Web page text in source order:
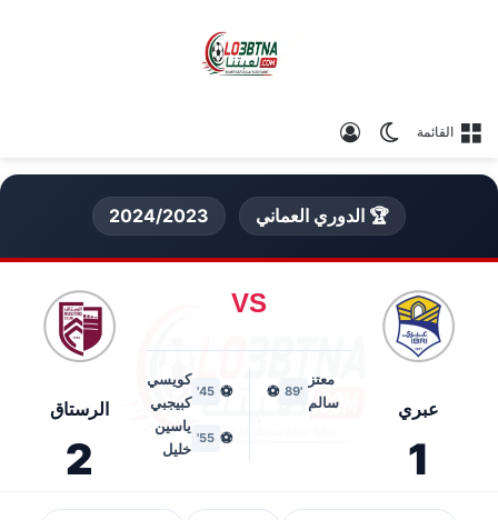
القائمة الوضع المظلم
🏆 الدوري العماني 2024/2023
عبري
1
VS
معتز
سالم
'89
⚽
⚽
45'
كويسي
كبيجبي
⚽
55'
ياسين
خليل
الرستاق
2